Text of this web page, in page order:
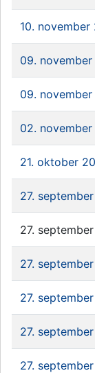
10. november
09. november
09. november
02. november
21. oktober
27.
27.
27.
27.
27.
27.